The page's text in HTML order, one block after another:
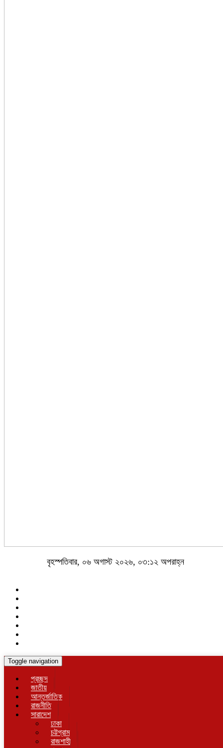
বৃহস্পতিবার, ০৬ অগাস্ট ২০২৬, ০৩:১২ অপরাহ্ন
Toggle navigation
প্রচ্ছদ
জাতীয়
আন্তর্জাতিক
রাজনীতি
সারাদেশ
ঢাকা
চট্টগ্রাম
রাজশাহী